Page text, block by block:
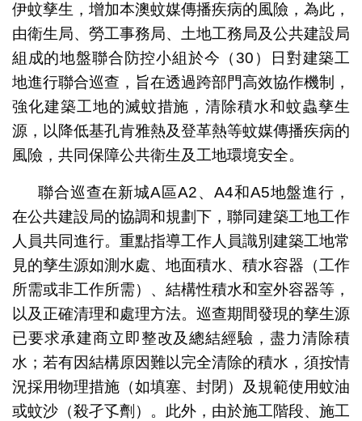
伊蚊孳生，增加本澳蚊媒傳播疾病的風險，為此，
由衛生局、勞工事務局、土地工務局及公共建設局
組成的地盤聯合防控小組於今（30）日對建築工
地進行聯合巡查，旨在透過跨部門高效協作機制，
強化建築工地的滅蚊措施，清除積水和蚊蟲孳生
源，以降低基孔肯雅熱及登革熱等蚊媒傳播疾病的
風險，共同保障公共衛生及工地環境安全。
聯合巡查在新城A區A2、A4和A5地盤進行，
在公共建設局的協調和規劃下，聯同建築工地工作
人員共同進行。重點指導工作人員識別建築工地常
見的孳生源如測水處、地面積水、積水容器（工作
所需或非工作所需）、結構性積水和室外容器等，
以及正確清理和處理方法。巡查期間發現的孳生源
已要求承建商立即整改及總結經驗，盡力清除積
水；若有因結構原因難以完全清除的積水，須按情
況採用物理措施（如填塞、封閉）及規範使用蚊油
或蚊沙（殺孑孓劑）。此外，由於施工階段、施工